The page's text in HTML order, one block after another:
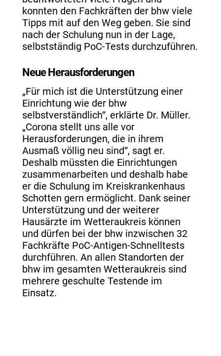
konnten den Fachkräften der bhw viele
Tipps mit auf den Weg geben. Sie sind
nach der Schulung nun in der Lage,
selbstständig PoC-Tests durchzuführen.
Neue Herausforderungen
„Für mich ist die Unterstützung einer
Einrichtung wie der bhw
selbstverständlich“, erklärte Dr. Müller.
„Corona stellt uns alle vor
Herausforderungen, die in ihrem
Ausmaß völlig neu sind“, sagt er.
Deshalb müssten die Einrichtungen
zusammenarbeiten und deshalb habe
er die Schulung im Kreiskrankenhaus
Schotten gern ermöglicht. Dank seiner
Unterstützung und der weiterer
Hausärzte im Wetteraukreis können
und dürfen bei der bhw inzwischen 32
Fachkräfte PoC-Antigen-Schnelltests
durchführen. An allen Standorten der
bhw im gesamten Wetteraukreis sind
mehrere geschulte Testende im
Einsatz.